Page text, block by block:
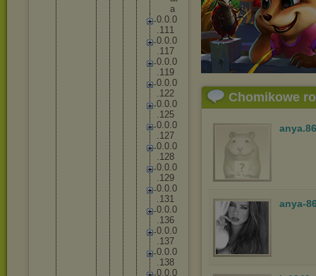
a
0.0.0
.111
0.0.0
.117
0.0.0
.119
0.0.0
.122
0.0.0
.125
0.0.0
.127
0.0.0
.128
0.0.0
.129
0.0.0
.131
0.0.0
.136
0.0.0
.137
0.0.0
.138
0.0.0
Chomikowe
anya.86
anya-